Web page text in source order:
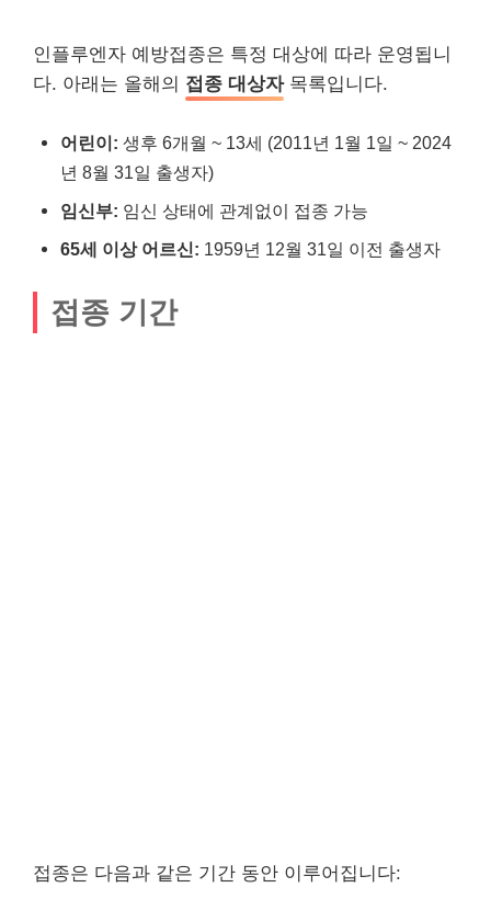
인플루엔자 예방접종은 특정 대상에 따라 운영됩니
다. 아래는 올해의 접종 대상자목록입니다.
어린이: 생후 6개월 ~ 13세 (2011년 1월 1일 ~ 2024
년 8월 31일 출생자)
임신부: 임신 상태에 관계없이 접종 가능
65세 이상 어르신: 1959년 12월 31일 이전 출생자
접종 기간
접종은 다음과 같은 기간 동안 이루어집니다: